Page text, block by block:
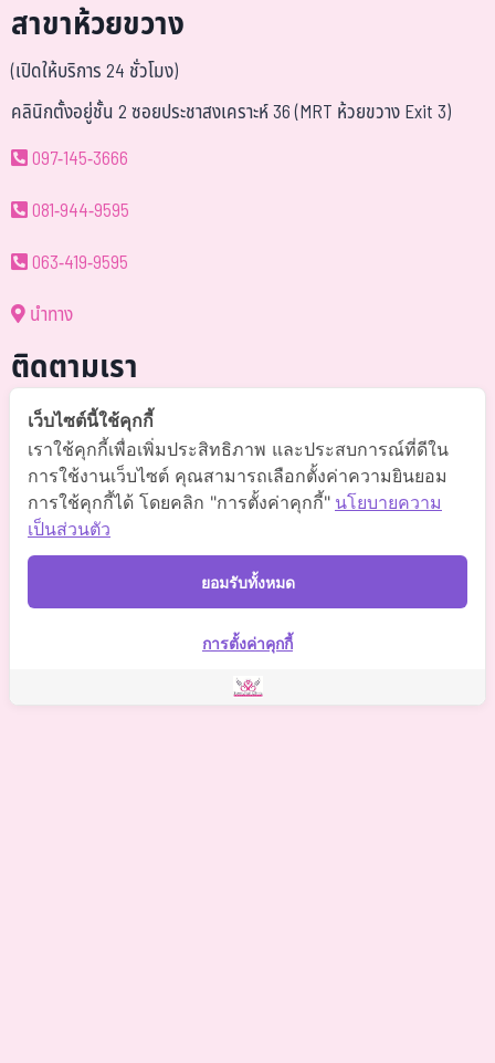
สาขาห้วยขวาง
(เปิดให้บริการ 24 ชั่วโมง)
คลินิกตั้งอยู่ชั้น 2 ซอยประชาสงเคราะห์ 36 (MRT ห้วยขวาง Exit 3)
097-145-3666
081-944-9595
063-419-9595
นำทาง
ติดตามเรา
@somchai-clinic (มี@)
Somchaiclinic คลินิกแพทย์สมชาย
Somchaiclinic
2021 Somchai Clinic. All Rights Reserved. Powered by
เว็บไซต์นี้ใช้คุกกี้
เราใช้คุกกี้เพื่อเพิ่มประสิทธิภาพ และประสบการณ์ที่ดีใน
การใช้งานเว็บไซต์ คุณสามารถเลือกตั้งค่าความยินยอม
การใช้คุกกี้ได้ โดยคลิก "การตั้งค่าคุกกี้" นโยบายความ
เป็นส่วนตัว
ยอมรับทั้งหมด
การตั้งค่าคุกกี้